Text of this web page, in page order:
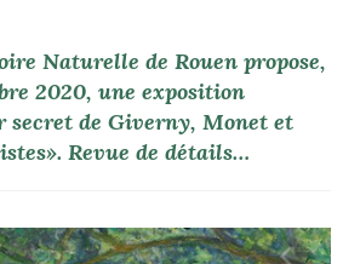
Naturelle de Rouen propose,
2020, une exposition
secret de Giverny, Monet et
Revue de détails…